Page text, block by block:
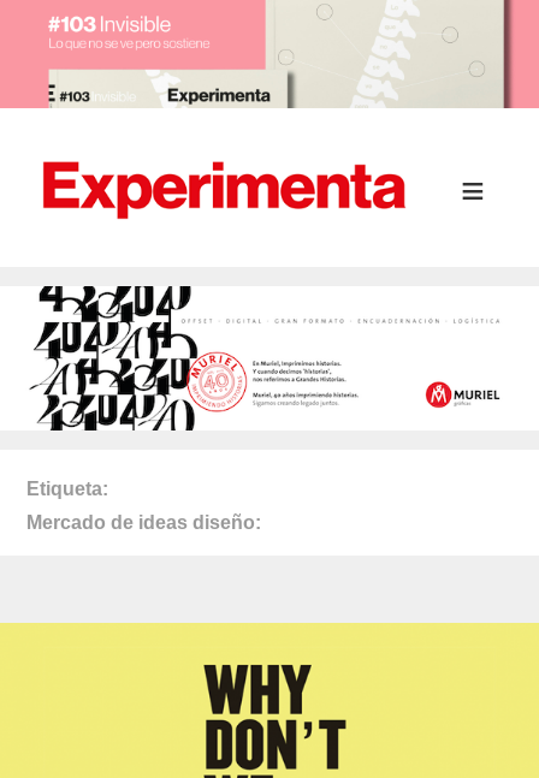
Etiqueta
Mercado de ideas diseño